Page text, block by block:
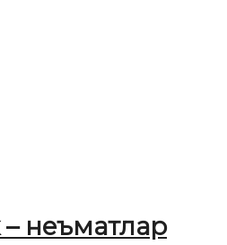
неъматлар